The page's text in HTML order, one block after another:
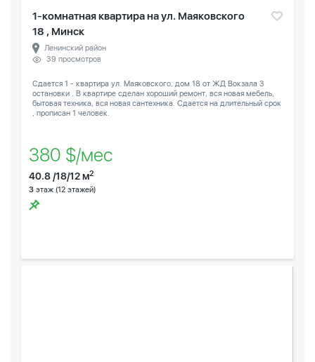
1-комнатная квартира на ул. Маяковского
18 , Минск
Ленинский район
39 просмотров
Сдается 1 - квартира ул. Маяковского, дом 18 от ЖД Вокзала 3
остановки . В квартире сделан хороший ремонт, вся новая мебель,
бытовая техника, вся новая сантехника. Сдается на длительный срок
, прописан 1 человек.
380 $/мес
40.8 /18/12 м2
3 этаж (12 этажей)